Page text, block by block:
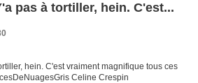
pas à tortiller, hein. C'est...
hein. C'est vraiment magnifique tous ces
Celine Crespin